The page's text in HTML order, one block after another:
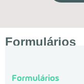
Formulários
Formulários